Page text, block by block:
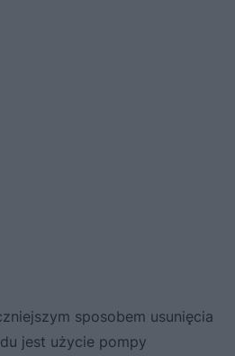
sposobem usunięcia
jest użycie pompy